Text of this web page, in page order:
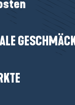
entfernt
einen